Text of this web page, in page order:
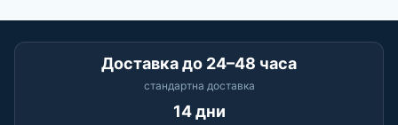
Доставка до 24–48 часа
стандартна доставка
14 дни